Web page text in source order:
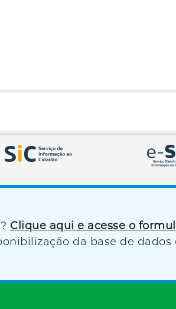
Clique aqui e acesse o
da base de dados